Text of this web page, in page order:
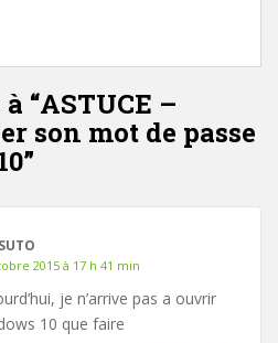
“ASTUCE –
son mot de passe
”
2015 à 17 h 41 min
je n’arrive pas a ouvrir
10 que faire